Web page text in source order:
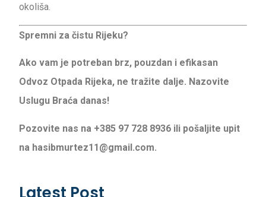
okoliša.
Spremni za čistu Rijeku?
Ako vam je potreban brz, pouzdan i efikasan
Odvoz Otpada Rijeka, ne tražite dalje. Nazovite
Uslugu Braća danas!
Pozovite nas na +385 97 728 8936 ili pošaljite upit
na hasibmurtez11@gmail.com.